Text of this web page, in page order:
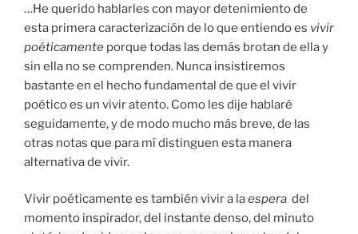
…He querido hablarles con mayor detenimiento de
esta primera caracterización de lo que entiendo es vivir
poéticamente porque todas las demás brotan de ella y
sin ella no se comprenden. Nunca insistiremos
bastante en el hecho fundamental de que el vivir
poético es un vivir atento. Como les dije hablaré
seguidamente, y de modo mucho más breve, de las
otras notas que para mí distinguen esta manera
alternativa de vivir.
Vivir poéticamente es también vivir a laespera del
momento inspirador, del instante denso, del minuto